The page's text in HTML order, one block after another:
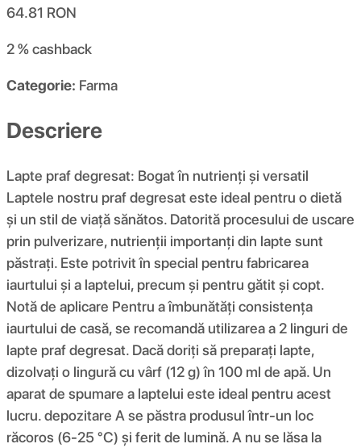
64.81 RON
2 %cashback
Categorie: Farma
Descriere
Lapte praf degresat: Bogat în nutrienți și versatil
Laptele nostru praf degresat este ideal pentru o dietă
și un stil de viață sănătos. Datorită procesului de uscare
prin pulverizare, nutrienții importanți din lapte sunt
păstrați. Este potrivit în special pentru fabricarea
iaurtului și a laptelui, precum și pentru gătit și copt.
Notă de aplicare Pentru a îmbunătăți consistența
iaurtului de casă, se recomandă utilizarea a 2 linguri de
lapte praf degresat. Dacă doriți să preparați lapte,
dizolvați o lingură cu vârf (12 g) în 100 ml de apă. Un
aparat de spumare a laptelui este ideal pentru acest
lucru. depozitare A se păstra produsul într-un loc
răcoros (6-25 °C) și ferit de lumină. A nu se lăsa la